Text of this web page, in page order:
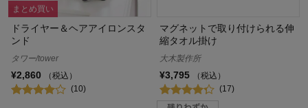
まとめ買い
ドライヤー＆ヘアアイロンスタ
ンド
タワー/tower
¥2,860
（税込）
(10)
マグネットで取り付けられる伸
縮タオル掛け
大木製作所
¥3,795
（税込）
(17)